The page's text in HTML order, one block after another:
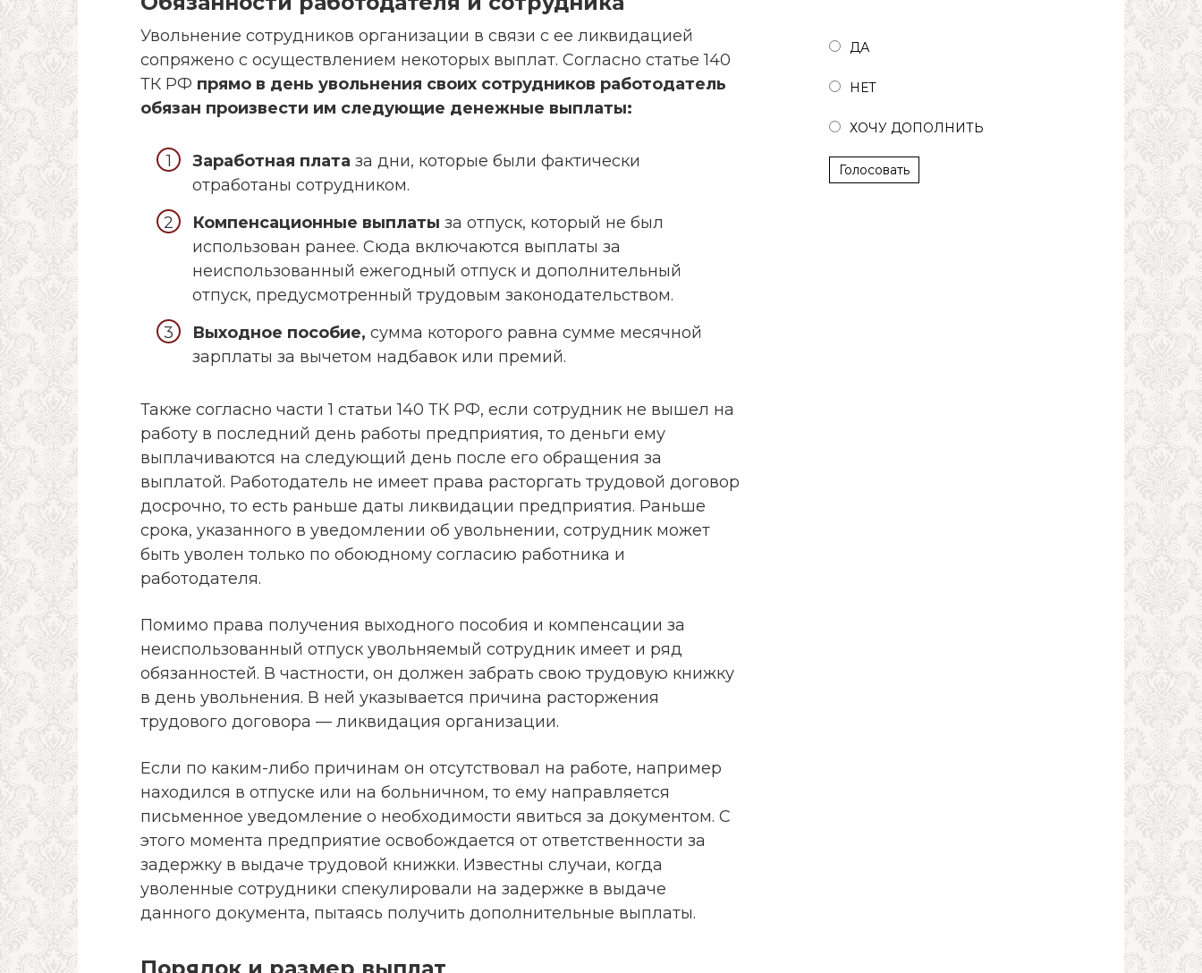
Увольнение сотрудников организации в связи с ее ликвидацией
сопряжено с осуществлением некоторых выплат. Согласно статье 140
ТК РФ прямо в день увольнения своих сотрудников работодатель
обязан произвести им следующие денежные выплаты:
Заработная плата за дни, которые были фактически
отработаны сотрудником.
Компенсационные выплаты за отпуск, который не был
использован ранее. Сюда включаются выплаты за
неиспользованный ежегодный отпуск и дополнительный
отпуск, предусмотренный трудовым законодательством.
Выходное пособие, сумма которого равна сумме месячной
зарплаты за вычетом надбавок или премий.
Также согласно части 1 статьи 140 ТК РФ, если сотрудник не вышел на
работу в последний день работы предприятия, то деньги ему
выплачиваются на следующий день после его обращения за
выплатой. Работодатель не имеет права расторгать трудовой договор
досрочно, то есть раньше даты ликвидации предприятия. Раньше
срока, указанного в уведомлении об увольнении, сотрудник может
быть уволен только по обоюдному согласию работника и
работодателя.
Помимо права получения выходного пособия и компенсации за
неиспользованный отпуск увольняемый сотрудник имеет и ряд
обязанностей. В частности, он должен забрать свою трудовую книжку
в день увольнения. В ней указывается причина расторжения
трудового договора — ликвидация организации.
Если по каким-либо причинам он отсутствовал на работе, например
находился в отпуске или на больничном, то ему направляется
письменное уведомление о необходимости явиться за документом. С
этого момента предприятие освобождается от ответственности за
задержку в выдаче трудовой книжки. Известны случаи, когда
уволенные сотрудники спекулировали на задержке в выдаче
данного документа, пытаясь получить дополнительные выплаты.
ДА
НЕТ
ХОЧУ ДОПОЛНИТЬ
Голосовать